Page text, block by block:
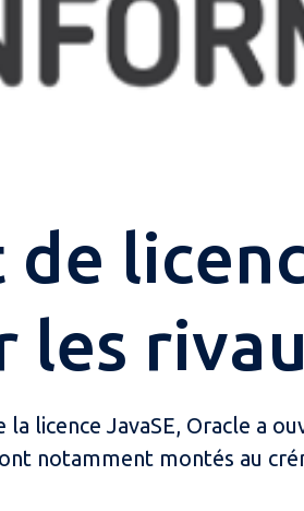
les
licence JavaSE, Oracle a
notamment montés au